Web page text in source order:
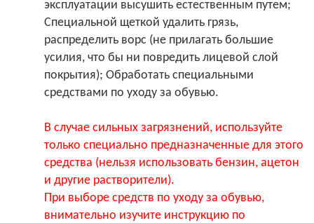
эксплуатации высушить естественным путем;
Специальной щеткой удалить грязь,
распределить ворс (не прилагать большие
усилия, что бы ни повредить лицевой слой
покрытия); Обработать специальными
средствами по уходу за обувью.
В случае сильных загрязнений, используйте
только специально предназначенные для этого
средства (нельзя использовать бензин, ацетон
и другие растворители).
При выборе средств по уходу за обувью,
внимательно изучите инструкцию по